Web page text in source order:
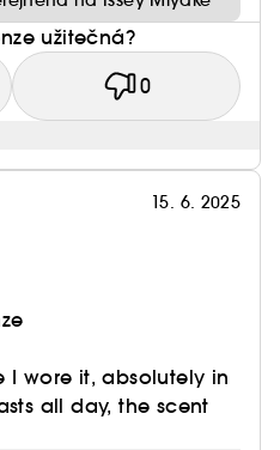
užitečná?
0
15. 6. 2025
I wore it, absolutely in
all day, the scent